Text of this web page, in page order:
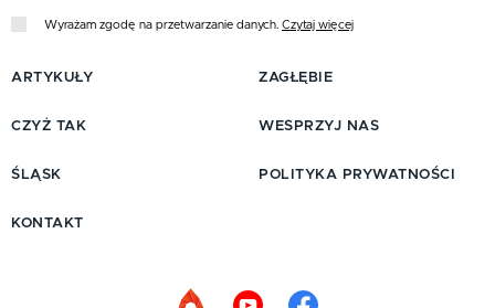
Wyrażam zgodę na przetwarzanie danych. Czytaj więcej
ARTYKUŁY
CZYŻ TAK
ŚLĄSK
ZAGŁĘBIE
WESPRZYJ NAS
POLITYKA PRYWATNOŚCI
KONTAKT